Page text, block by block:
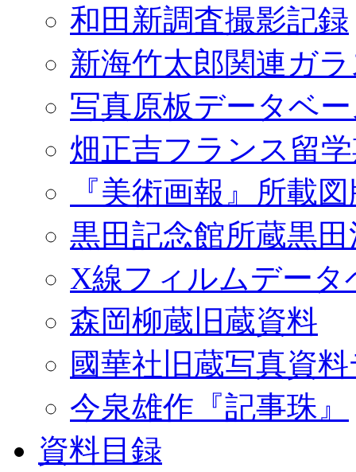
和田新調査撮影記録
新海竹太郎関連ガ
写真原板データベ
畑正吉フランス留
『美術画報』所載
黒田記念館所蔵黒
X線フィルムデータ
森岡柳蔵旧蔵資料
國華社旧蔵写真資
今泉雄作『記事珠』
資料目録